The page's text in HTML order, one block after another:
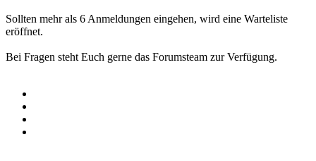
Sollten mehr als 6 Anmeldungen eingehen, wird eine Warteliste
eröffnet.
Bei Fragen steht Euch gerne das Forumsteam zur Verfügung.